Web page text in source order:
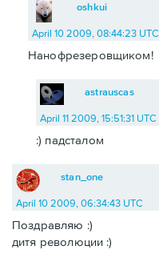
oshkui
April 10 2009, 08:44:23 UTC
Нанофрезеровщиком!
astrauscas
April 11 2009, 15:51:31 UTC
:) падсталом
stan_one
April 10 2009, 06:34:43 UTC
Поздравляю :)
дитя революции :)